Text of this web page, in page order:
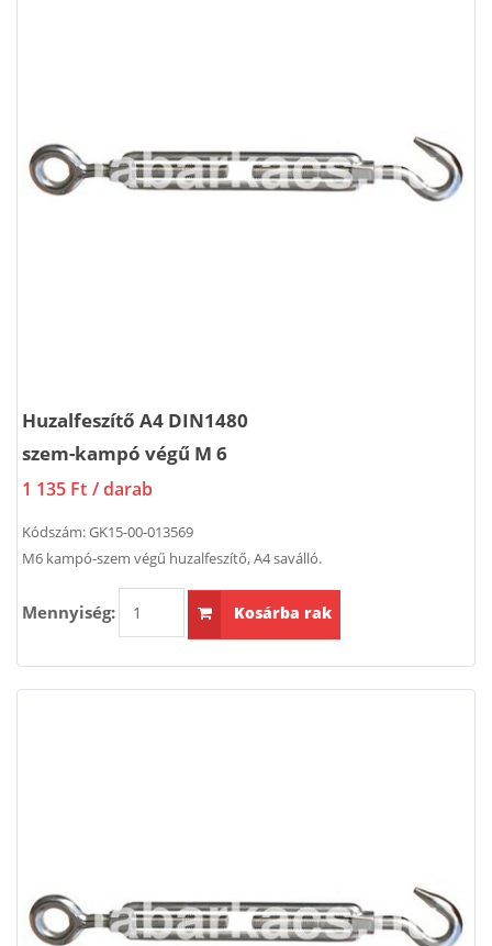
Huzalfeszítő A4 DIN1480
szem-kampó végű M 6
1 135 Ft / darab
Kódszám:GK15-00-013569
M6 kampó-szem végű huzalfeszítő, A4 saválló.
Mennyiség: Kosárba rak